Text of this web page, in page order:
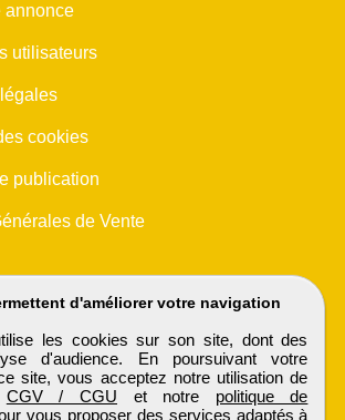
d'améliorer votre navigation
les cookies sur son site, dont des
d'audience. En poursuivant votre
site, vous acceptez notre utilisation de
CGV / CGU et notre politique de
vous proposer des services adaptés à
annonce
utilisateurs
cookies
publication
de Vente